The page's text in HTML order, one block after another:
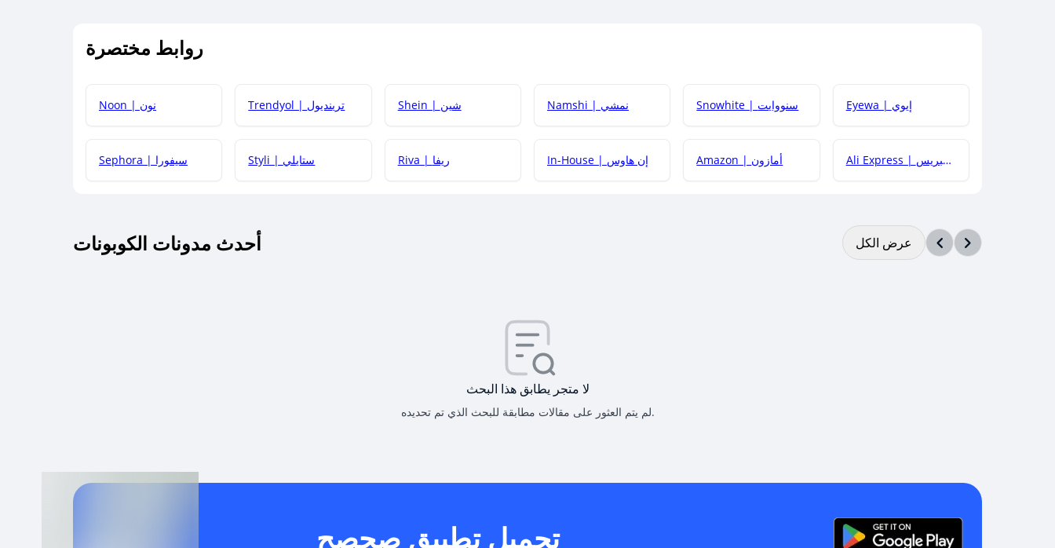
روابط مختصرة
Noon | نون Trendyol | ترينديول Shein | شين Namshi | نمشي Snowhite | سنووايت Eyewa | إيوي
Sephora | سيفورا Styli | ستايلي Riva | ريفا In-House | إن هاوس Amazon | أمازون Ali Express | علي إكسبريس
أحدث مدونات الكوبونات عرض الكل
لا متجر يطابق هذا البحث
لم يتم العثور على مقالات مطابقة للبحث الذي تم تحديده.
تحميل تطبيق صحصح